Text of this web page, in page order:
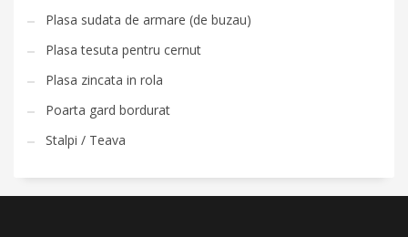
Plasa sudata de armare (de buzau)
Plasa tesuta pentru cernut
Plasa zincata in rola
Poarta gard bordurat
Stalpi / Teava